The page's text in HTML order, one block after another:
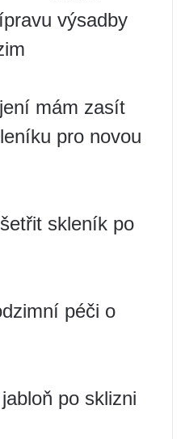
výsadby
mám zasít
pro novou
skleník po
péči o
po sklizni